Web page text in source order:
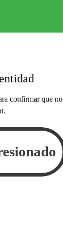
confirmar que no